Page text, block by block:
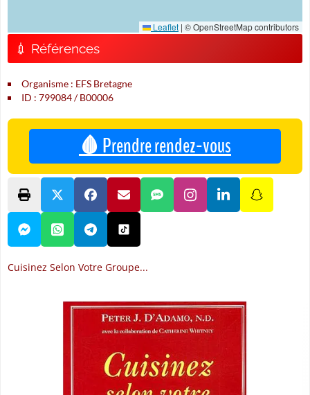
Leaflet | © OpenStreetMap contributors
💉 Références
Organisme : EFS Bretagne
ID : 799084 / B00006
🩸 Prendre rendez-vous
Cuisinez Selon Votre Groupe...